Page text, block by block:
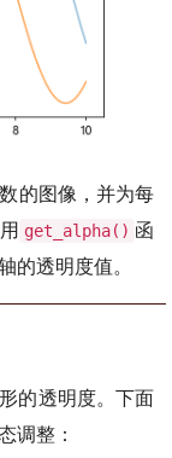
的图像，并为每
get_alpha() 函
的透明度值。
的透明度。下面
调整：